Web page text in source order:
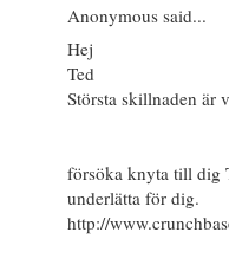
Anonymous said...
Hej
Ted
Största skillnaden är
försöka knyta till dig
underlätta för dig.
http://